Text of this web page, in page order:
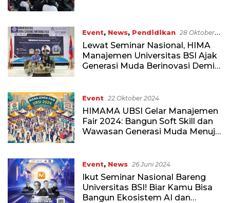
Event, News, Pendidikan 28 Oktober
2024
Lewat Seminar Nasional, HIMA
Manajemen Universitas BSI Ajak
Generasi Muda Berinovasi Demi
Event 22 Oktober 2024
HIMAMA UBSI Gelar Manajemen
Fair 2024: Bangun Soft Skill dan
Wawasan Generasi Muda Menuju
Event, News 26 Juni 2024
Ikut Seminar Nasional Bareng
Universitas BSI! Biar Kamu Bisa
Bangun Ekosistem AI dan